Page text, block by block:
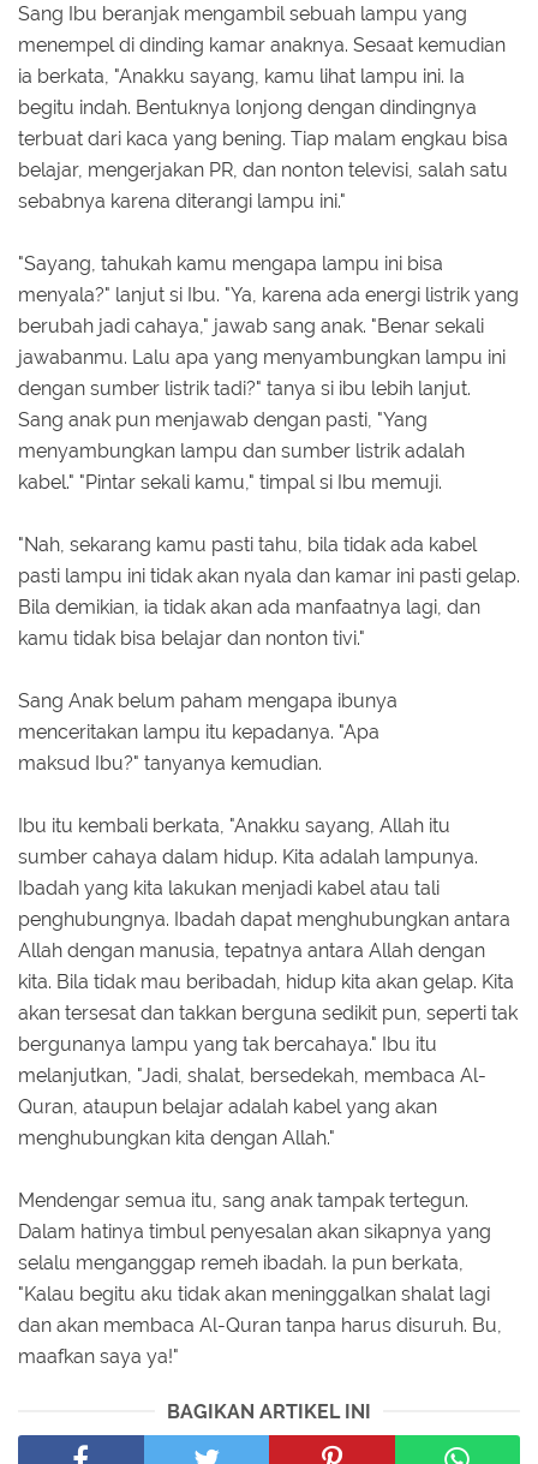
Sang Ibu beranjak mengambil sebuah lampu yang
menempel di dinding kamar anaknya. Sesaat kemudian
ia berkata, "Anakku sayang, kamu lihat lampu ini. Ia
begitu indah. Bentuknya lonjong dengan dindingnya
terbuat dari kaca yang bening. Tiap malam engkau bisa
belajar, mengerjakan PR, dan nonton televisi, salah satu
sebabnya karena diterangi lampu ini."
"Sayang, tahukah kamu mengapa lampu ini bisa
menyala?" lanjut si Ibu. "Ya, karena ada energi listrik yang
berubah jadi cahaya," jawab sang anak. "Benar sekali
jawabanmu. Lalu apa yang menyambungkan lampu ini
dengan sumber listrik tadi?" tanya si ibu lebih lanjut.
Sang anak pun menjawab dengan pasti, "Yang
menyambungkan lampu dan sumber listrik adalah
kabel." "Pintar sekali kamu," timpal si Ibu memuji.
"Nah, sekarang kamu pasti tahu, bila tidak ada kabel
pasti lampu ini tidak akan nyala dan kamar ini pasti gelap.
Bila demikian, ia tidak akan ada manfaatnya lagi, dan
kamu tidak bisa belajar dan nonton tivi."
Sang Anak belum paham mengapa ibunya
menceritakan lampu itu kepadanya. "Apa
maksud Ibu?" tanyanya kemudian.
Ibu itu kembali berkata, "Anakku sayang, Allah itu
sumber cahaya dalam hidup. Kita adalah lampunya.
Ibadah yang kita lakukan menjadi kabel atau tali
penghubungnya. Ibadah dapat menghubungkan antara
Allah dengan manusia, tepatnya antara Allah dengan
kita. Bila tidak mau beribadah, hidup kita akan gelap. Kita
akan tersesat dan takkan berguna sedikit pun, seperti tak
bergunanya lampu yang tak bercahaya." Ibu itu
melanjutkan, "Jadi, shalat, bersedekah, membaca Al-
Quran, ataupun belajar adalah kabel yang akan
menghubungkan kita dengan Allah."
Mendengar semua itu, sang anak tampak tertegun.
Dalam hatinya timbul penyesalan akan sikapnya yang
selalu menganggap remeh ibadah. Ia pun berkata,
"Kalau begitu aku tidak akan meninggalkan shalat lagi
dan akan membaca Al-Quran tanpa harus disuruh. Bu,
maafkan saya ya!"
BAGIKAN ARTIKEL INI